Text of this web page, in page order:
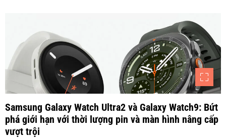
Samsung Galaxy Watch Ultra2 và Galaxy Watch9: Bứt
phá giới hạn với thời lượng pin và màn hình nâng cấp
vượt trội